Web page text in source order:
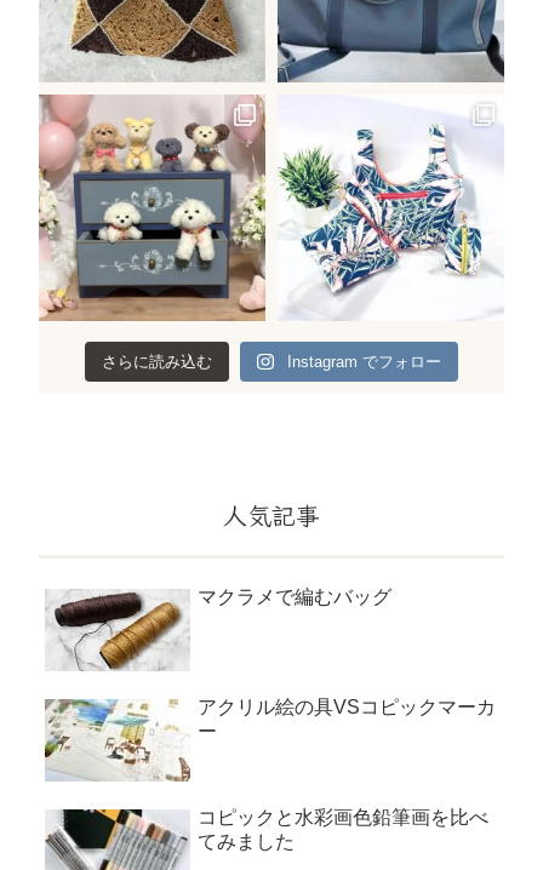
さらに読み込む Instagram でフォロー
人気記事
マクラメで編むバッグ
アクリル絵の具VSコピックマーカ
ー
コピックと水彩画色鉛筆画を比べ
てみました